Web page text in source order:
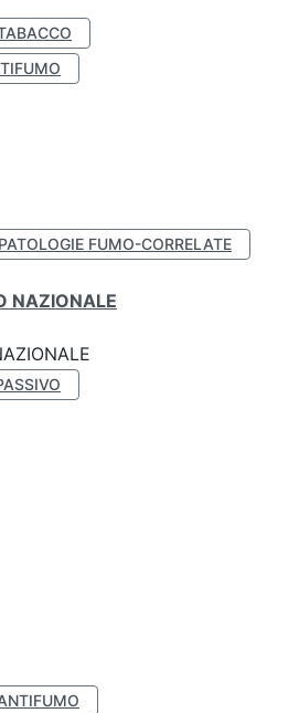
PATOLOGIE FUMO-CORRELATE
NAZIONALE